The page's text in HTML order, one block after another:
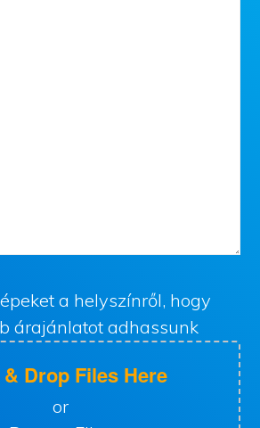
a helyszínről, hogy
árajánlatot adhassunk
Drop Files Here
or